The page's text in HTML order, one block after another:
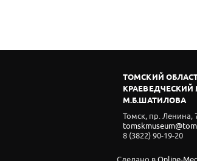
ТОМСКИЙ
М.Б.ШАТИЛОВА
Томск, пр. Ленина,
8 (3822) 90-19-20